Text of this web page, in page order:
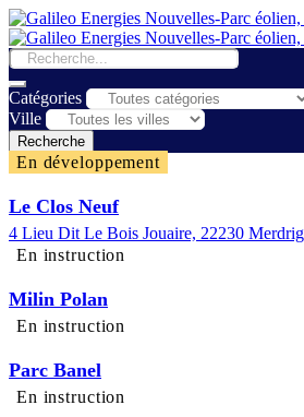
Catégories
Ville
Recherche
En développement
Le Clos Neuf
4 Lieu Dit Le Bois Jouaire, 22230
En instruction
Milin Polan
En instruction
Parc Banel
En instruction